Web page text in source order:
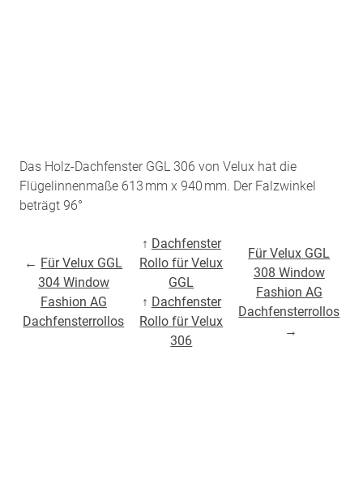
Das Holz-Dachfenster GGL 306 von Velux hat die
Flügelinnenmaße 613 mm x 940 mm. Der Falzwinkel
beträgt 96°
← Für Velux GGL
304 Window
Fashion AG
Dachfensterrollos
↑ Dachfenster
Rollo für Velux
GGL
↑ Dachfenster
Rollo für Velux
306
Für Velux GGL
308 Window
Fashion AG
Dachfensterrollos
→